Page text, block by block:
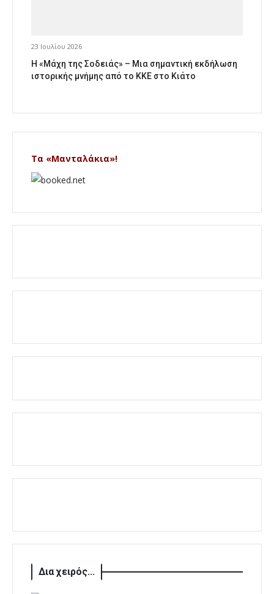
23 Ιουλίου 2026
Η «Μάχη της Σοδειάς» – Μια σημαντική εκδήλωση
ιστορικής μνήμης από το ΚΚΕ στο Κιάτο
Τα «Μανταλάκια»!
Δια χειρός...